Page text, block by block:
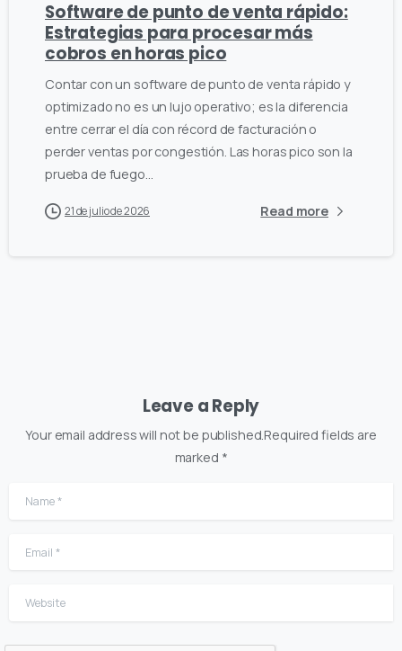
Software de punto de venta rápido:
Estrategias para procesar más
cobros en horas pico
Contar con un software de punto de venta rápido y
optimizado no es un lujo operativo; es la diferencia
entre cerrar el día con récord de facturación o
perder ventas por congestión. Las horas pico son la
prueba de fuego...
21 de julio de 2026 Read more
Leave a Reply
Your email address will not be published.Required fields are
marked *
Name
Website